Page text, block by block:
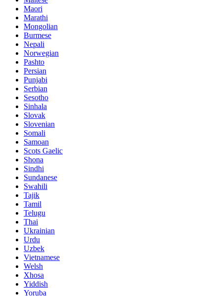
Maori
Marathi
Mongolian
Burmese
Nepali
Norwegian
Pashto
Persian
Punjabi
Serbian
Sesotho
Sinhala
Slovak
Slovenian
Somali
Samoan
Scots Gaelic
Shona
Sindhi
Sundanese
Swahili
Tajik
Tamil
Telugu
Thai
Ukrainian
Urdu
Uzbek
Vietnamese
Welsh
Xhosa
Yiddish
Yoruba